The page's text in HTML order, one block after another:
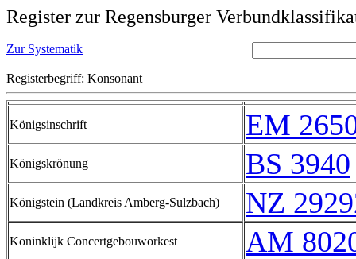
Register zur Regensburger
Zur Systematik
Registerbegriff: Konsonant
Königsinschrift EM
Königskrönung BS 3940
Königstein (Landkreis Amberg-Sulzbach) NZ
Koninklijk Concertgebouworkest AM